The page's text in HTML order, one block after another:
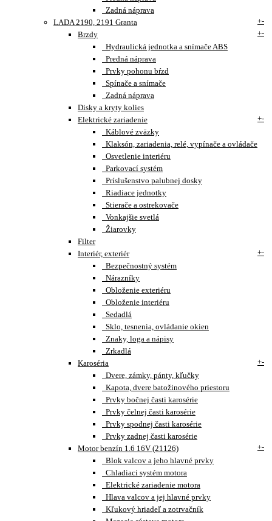
Zadná náprava
LADA 2190, 2191 Granta
+-
Brzdy
+-
Hydraulická jednotka a snímače ABS
Predná náprava
Prvky pohonu bŕzd
Spínače a snímače
Zadná náprava
Disky a kryty kolies
Elektrické zariadenie
+-
Káblové zväzky
Klaksón, zariadenia, relé, vypínače a ovládače
Osvetlenie interiéru
Parkovací systém
Príslušenstvo palubnej dosky
Riadiace jednotky
Stierače a ostrekovače
Vonkajšie svetlá
Žiarovky
Filter
Interiér, exteriér
+-
Bezpečnostný systém
Nárazníky
Obloženie exteriéru
Obloženie interiéru
Sedadlá
Sklo, tesnenia, ovládanie okien
Znaky, loga a nápisy
Zrkadlá
Karoséria
+-
Dvere, zámky, pánty, kľučky
Kapota, dvere batožinového priestoru
Prvky bočnej časti karosérie
Prvky čelnej časti karosérie
Prvky spodnej časti karosérie
Prvky zadnej časti karosérie
Motor benzín 1.6 16V (21126)
+-
Blok valcov a jeho hlavné prvky
Chladiaci systém motora
Elektrické zariadenie motora
Hlava valcov a jej hlavné prvky
Kľukový hriadeľ a zotrvačník